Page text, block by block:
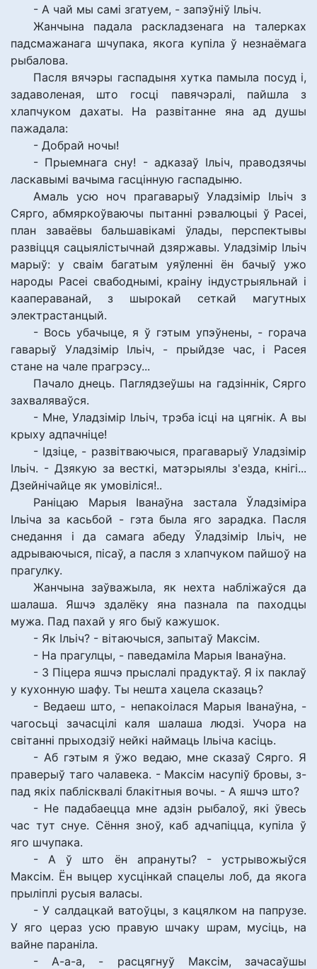
- А чай мы самі згатуем, - запэўніў Ільіч.
Жанчына падала раскладзенага на талерках
падсмажанага шчупака, якога купіла ў незнаёмага
рыбалова.
Пасля вячэры гаспадыня хутка памыла посуд і,
задаволеная, што госці павячэралі, пайшла з
хлапчуком дахаты. На развітанне яна ад душы
пажадала:
- Добрай ночы!
- Прыемнага сну! - адказаў Ільіч, праводзячы
ласкавымі вачыма гасцінную гаспадыню.
Амаль усю ноч прагаварыў Уладзімір Ільіч з
Сярго, абмяркоўваючы пытанні рэвалюцыі ў Расеі,
план заваёвы бальшавікамі ўлады, перспектывы
развіцця сацыялістычнай дзяржавы. Уладзімір Ільіч
марыў: у сваім багатым уяўленні ён бачыў ужо
народы Расеі свабоднымі, краіну індустрыяльнай і
каапераванай, з шырокай сеткай магутных
электрастанцый.
- Вось убачыце, я ў гэтым упэўнены, - горача
гаварыў Уладзімір Ільіч, - прыйдзе час, і Расея
стане на чале прагрэсу...
Пачало днець. Паглядзеўшы на гадзіннік, Сярго
захваляваўся.
- Мне, Уладзімір Ільіч, трэба ісці на цягнік. А вы
крыху адпачніце!
- Ідзіце, - развітваючыся, прагаварыў Уладзімір
Ільіч. - Дзякую за весткі, матэрыялы з'езда, кнігі...
Дзейнічайце як умовіліся!..
Раніцаю Марыя Іванаўна застала Ўладзіміра
Ільіча за касьбой - гэта была яго зарадка. Пасля
снедання і да самага абеду Ўладзімір Ільіч, не
адрываючыся, пісаў, а пасля з хлапчуком пайшоў на
прагулку.
Жанчына заўважыла, як нехта набліжаўся да
шалаша. Яшчэ здалёку яна пазнала па паходцы
мужа. Пад пахай у яго быў кажушок.
- Як Ільіч? - вітаючыся, запытаў Максім.
- На прагулцы, - паведаміла Марыя Іванаўна.
- З Піцера яшчэ прыслалі прадуктаў. Я іх паклаў
у кухонную шафу. Ты нешта хацела сказаць?
- Ведаеш што, - непакоілася Марыя Іванаўна, -
чагосьці зачасцілі каля шалаша людзі. Учора на
світанні прыходзіў нейкі наймаць Ільіча касіць.
- Аб гэтым я ўжо ведаю, мне сказаў Сярго. Я
праверыў таго чалавека. - Максім насупіў бровы, з-
пад якіх паблісквалі блакітныя вочы. - А яшчэ што?
- Не падабаецца мне адзін рыбалоў, які ўвесь
час тут снуе. Сёння зноў, каб адчапіцца, купіла ў
яго шчупака.
- А ў што ён апрануты? - устрывожыўся
Максім. Ён выцер хусцінкай спацелы лоб, да якога
прыліплі русыя валасы.
- У салдацкай ватоўцы, з кацялком на папрузе.
У яго цераз усю правую шчаку шрам, мусіць, на
вайне параніла.
- А-а-а, - расцягнуў Максім, зачасаўшы